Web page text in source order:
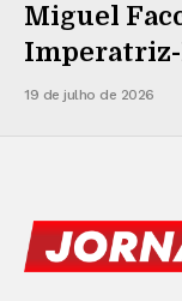
Miguel
19 de julho de 2026